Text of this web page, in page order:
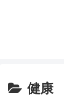
健康